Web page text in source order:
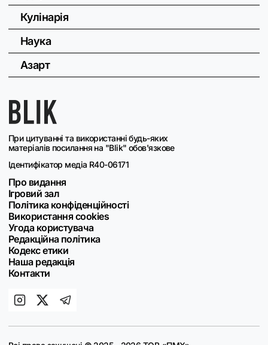
При цитуванні та використанні будь-яких
матеріалів посилання на "Blik" обов'язкове
Ідентифікатор медіа R40-06171
Про видання
Ігровий зал
Політика конфіденційності
Використання cookies
Угода користувача
Редакційна політика
Кодекс етики
Наша редакція
Контакти
Кулінарія
Наука
Азарт